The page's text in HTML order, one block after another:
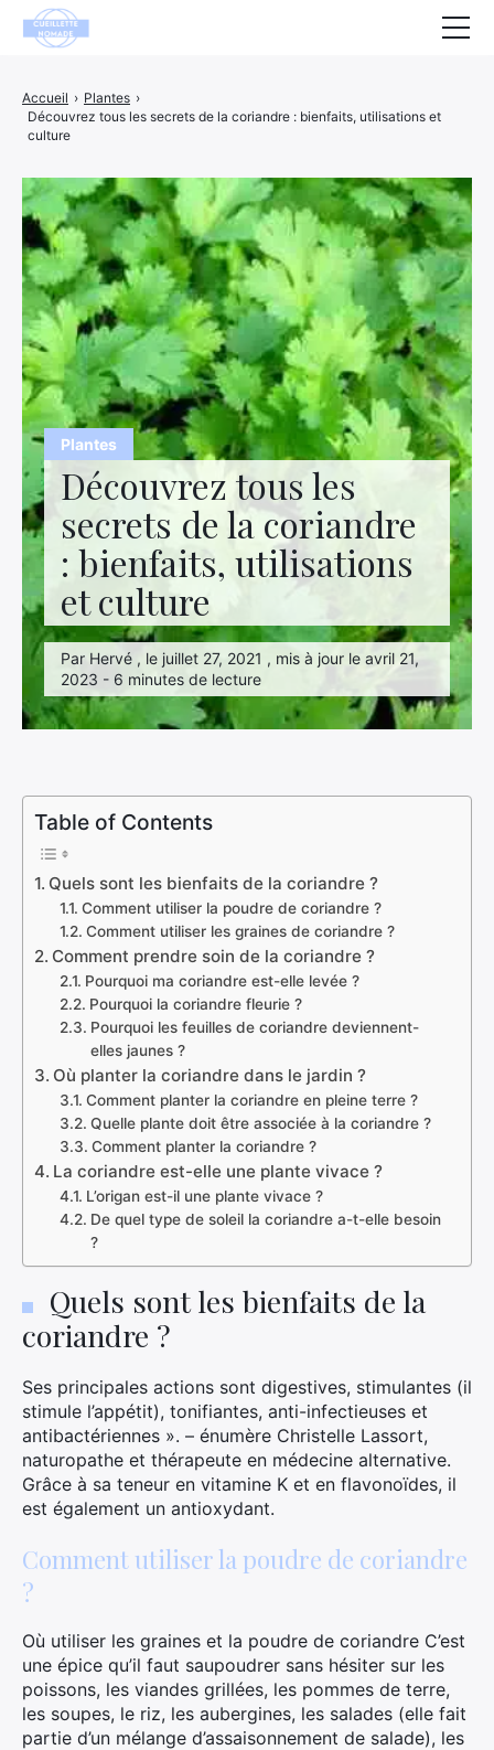
Plantes
Découvrez tous les
secrets de la coriandre
: bienfaits, utilisations
et culture
Par Hervé , le juillet 27, 2021 , mis à jour le avril 21,
2023 - 6 minutes de lecture
Accueil › Plantes ›
Découvrez tous les secrets de la coriandre : bienfaits, utilisations et
culture
Table of Contents
Quels sont les bienfaits de la coriandre ?
Comment utiliser la poudre de coriandre ?
Comment utiliser les graines de coriandre ?
Comment prendre soin de la coriandre ?
Pourquoi ma coriandre est-elle levée ?
Pourquoi la coriandre fleurie ?
Pourquoi les feuilles de coriandre deviennent-
elles jaunes ?
Où planter la coriandre dans le jardin ?
Comment planter la coriandre en pleine terre ?
Quelle plante doit être associée à la coriandre ?
Comment planter la coriandre ?
La coriandre est-elle une plante vivace ?
L’origan est-il une plante vivace ?
De quel type de soleil la coriandre a-t-elle besoin
?
Quels sont les bienfaits de la
coriandre ?
Ses principales actions sont digestives, stimulantes (il
stimule l’appétit), tonifiantes, anti-infectieuses et
antibactériennes ». – énumère Christelle Lassort,
naturopathe et thérapeute en médecine alternative.
Grâce à sa teneur en vitamine K et en flavonoïdes, il
est également un antioxydant.
Comment utiliser la poudre de coriandre
?
Où utiliser les graines et la poudre de coriandre C’est
une épice qu’il faut saupoudrer sans hésiter sur les
poissons, les viandes grillées, les pommes de terre,
les soupes, le riz, les aubergines, les salades (elle fait
partie d’un mélange d’assaisonnement de salade), les
Animaux
Décoration
Maison
Bien-être
Entreprise
Finance
Hightech
Loisirs